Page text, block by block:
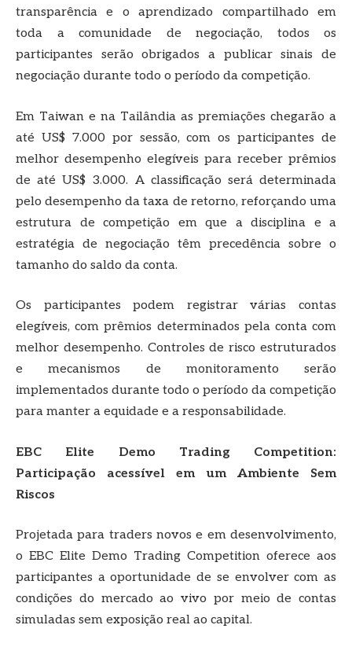
transparência e o aprendizado compartilhado em
toda a comunidade de negociação, todos os
participantes serão obrigados a publicar sinais de
negociação durante todo o período da competição.
Em Taiwan e na Tailândia as premiações chegarão a
até US$ 7.000 por sessão, com os participantes de
melhor desempenho elegíveis para receber prêmios
de até US$ 3.000. A classificação será determinada
pelo desempenho da taxa de retorno, reforçando uma
estrutura de competição em que a disciplina e a
estratégia de negociação têm precedência sobre o
tamanho do saldo da conta.
Os participantes podem registrar várias contas
elegíveis, com prêmios determinados pela conta com
melhor desempenho. Controles de risco estruturados
e mecanismos de monitoramento serão
implementados durante todo o período da competição
para manter a equidade e a responsabilidade.
EBC Elite Demo Trading Competition:
Participação acessível em um Ambiente Sem
Riscos
Projetada para traders novos e em desenvolvimento,
o EBC Elite Demo Trading Competition oferece aos
participantes a oportunidade de se envolver com as
condições do mercado ao vivo por meio de contas
simuladas sem exposição real ao capital.